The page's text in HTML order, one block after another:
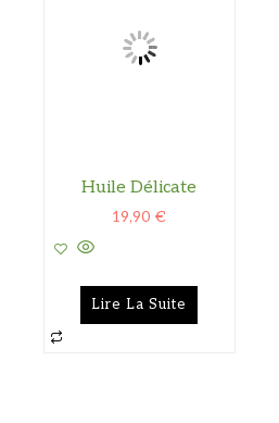
Huile Délicate
19,90€
Lire La Suite